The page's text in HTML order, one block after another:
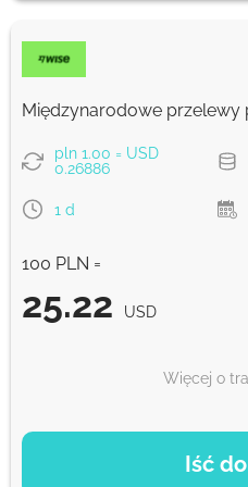
USD
Prowizja Strumok, zawsze
Międzynarodowe przelewy
pln 1.00 = USD
0.26886
1 d
100 PLN =
25.22 USD
Iść
Więcej o
OPCJE PŁATNOŚCI